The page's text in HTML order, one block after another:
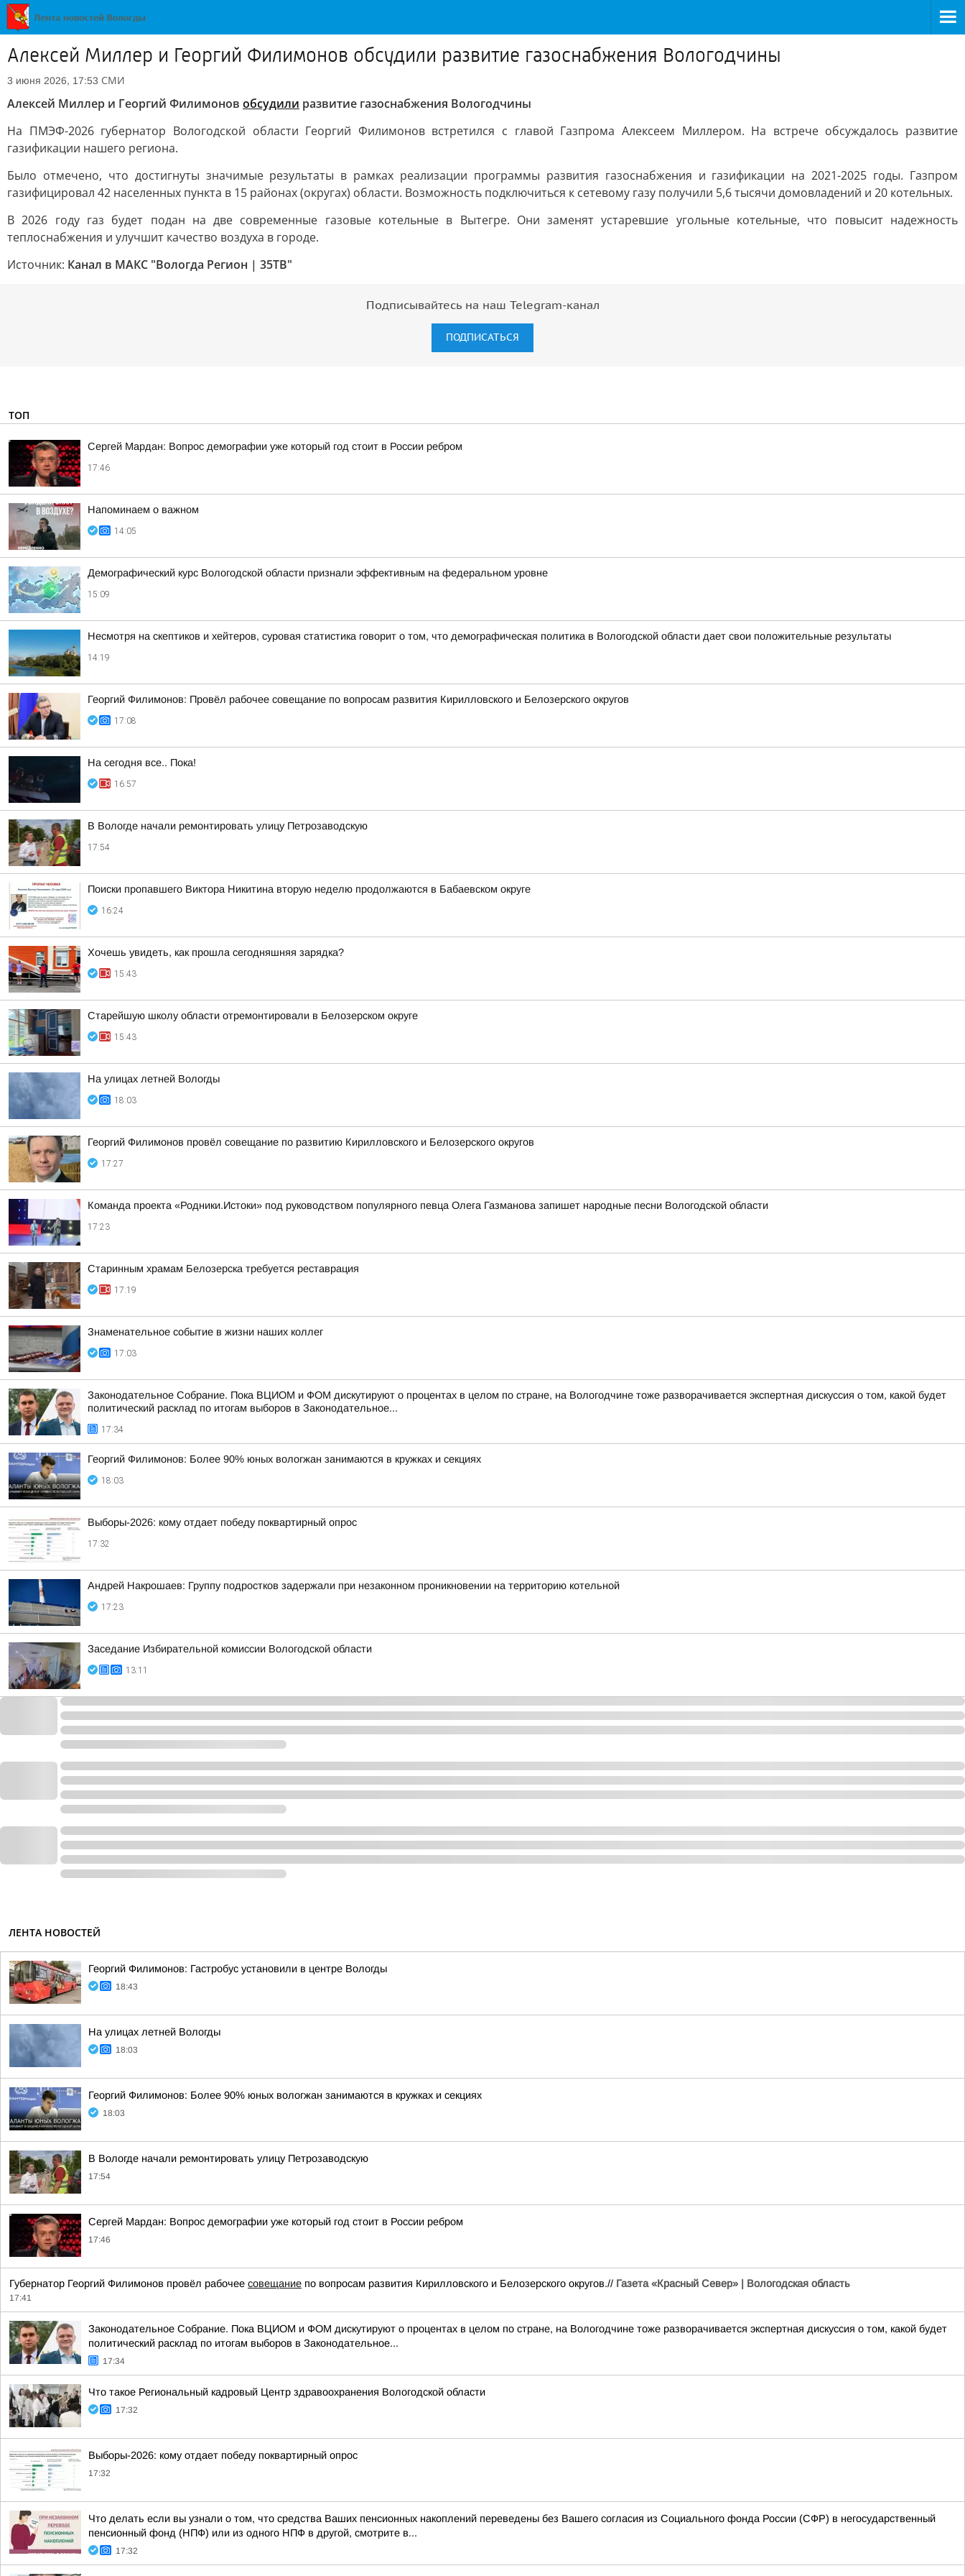
Алексей Миллер и Георгий Филимонов обсудили развитие газоснабжения Вологодчины
3 июня 2026, 17:53 СМИ
Алексей Миллер и Георгий Филимонов обсудили развитие газоснабжения Вологодчины
На ПМЭФ-2026 губернатор Вологодской области Георгий Филимонов встретился с главой Газпрома Алексеем Миллером. На встрече обсуждалось развитие
газификации нашего региона.
Было отмечено, что достигнуты значимые результаты в рамках реализации программы развития газоснабжения и газификации на 2021-2025 годы. Газпром
газифицировал 42 населенных пункта в 15 районах (округах) области. Возможность подключиться к сетевому газу получили 5,6 тысячи домовладений и 20 котельных.
В 2026 году газ будет подан на две современные газовые котельные в Вытегре. Они заменят устаревшие угольные котельные, что повысит надежность
теплоснабжения и улучшит качество воздуха в городе.
Источник: Канал в МАКС "Вологда Регион | 35ТВ"
Подписывайтесь на наш Telegram-канал
ПОДПИСАТЬСЯ
ТОП
Сергей Мардан: Вопрос демографии уже который год стоит в России ребром
17:46
Напоминаем о важном
14:05
Демографический курс Вологодской области признали эффективным на федеральном уровне
15:09
Несмотря на скептиков и хейтеров, суровая статистика говорит о том, что демографическая политика в Вологодской области дает свои положительные результаты
14:19
Георгий Филимонов: Провёл рабочее совещание по вопросам развития Кирилловского и Белозерского округов
17:08
На сегодня все.. Пока!
16:57
В Вологде начали ремонтировать улицу Петрозаводскую
17:54
Поиски пропавшего Виктора Никитина вторую неделю продолжаются в Бабаевском округе
16:24
Хочешь увидеть, как прошла сегодняшняя зарядка?
15:43
Старейшую школу области отремонтировали в Белозерском округе
15:43
На улицах летней Вологды
18:03
Георгий Филимонов провёл совещание по развитию Кирилловского и Белозерского округов
17:27
Команда проекта «Родники.Истоки» под руководством популярного певца Олега Газманова запишет народные песни Вологодской области
17:23
Старинным храмам Белозерска требуется реставрация
17:19
Знаменательное событие в жизни наших коллег
17:03
Законодательное Собрание. Пока ВЦИОМ и ФОМ дискутируют о процентах в целом по стране, на Вологодчине тоже разворачивается экспертная дискуссия о том, какой будет
политический расклад по итогам выборов в Законодательное...
17:34
Георгий Филимонов: Более 90% юных вологжан занимаются в кружках и секциях
18:03
Выборы-2026: кому отдает победу поквартирный опрос
17:32
Андрей Накрошаев: Группу подростков задержали при незаконном проникновении на территорию котельной
17:23
Заседание Избирательной комиссии Вологодской области
13:11
ЛЕНТА НОВОСТЕЙ
Георгий Филимонов: Гастробус установили в центре Вологды
18:43
На улицах летней Вологды
18:03
Георгий Филимонов: Более 90% юных вологжан занимаются в кружках и секциях
18:03
В Вологде начали ремонтировать улицу Петрозаводскую
17:54
Сергей Мардан: Вопрос демографии уже который год стоит в России ребром
17:46
Губернатор Георгий Филимонов провёл рабочее совещание по вопросам развития Кирилловского и Белозерского округов.// Газета «Красный Север» | Вологодская область
17:41
Законодательное Собрание. Пока ВЦИОМ и ФОМ дискутируют о процентах в целом по стране, на Вологодчине тоже разворачивается экспертная дискуссия о том, какой будет
политический расклад по итогам выборов в Законодательное...
17:34
Что такое Региональный кадровый Центр здравоохранения Вологодской области
17:32
Выборы-2026: кому отдает победу поквартирный опрос
17:32
Что делать если вы узнали о том, что средства Ваших пенсионных накоплений переведены без Вашего согласия из Социального фонда России (СФР) в негосударственный
пенсионный фонд (НПФ) или из одного НПФ в другой, смотрите в...
17:32